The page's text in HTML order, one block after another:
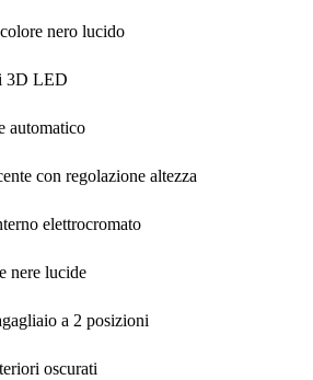
nero lucido
3D LED
automatico
con regolazione altezza
elettrocromato
nere lucide
a 2 posizioni
oscurati